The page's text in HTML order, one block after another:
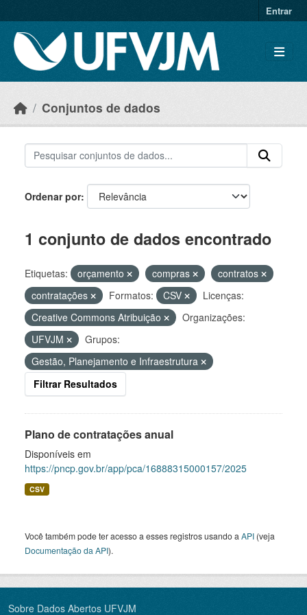
Entrar
Conjuntos de dados
Ordenar por
1 conjunto de dados encontrado
Etiquetas: orçamento compras
contratos
contratações
Formatos: CSV
Licenças:
Creative Commons Atribuição
Organizações:
UFVJM
Grupos:
Gestão, Planejamento e Infraestrutura
Filtrar Resultados
Plano de contratações anual
Disponíveis em
https://pncp.gov.br/app/pca/16888315000157/2025
CSV
Você também pode ter acesso a esses registros usando a API (veja
Documentação da API).
Sobre Dados Abertos UFVJM